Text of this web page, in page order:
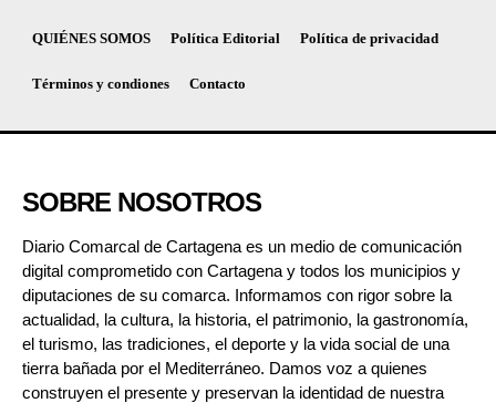
QUIÉNES SOMOS Política Editorial Política de privacidad
Términos y condiones Contacto
SOBRE NOSOTROS
Diario Comarcal de Cartagena es un medio de comunicación
digital comprometido con Cartagena y todos los municipios y
diputaciones de su comarca. Informamos con rigor sobre la
actualidad, la cultura, la historia, el patrimonio, la gastronomía,
el turismo, las tradiciones, el deporte y la vida social de una
tierra bañada por el Mediterráneo. Damos voz a quienes
construyen el presente y preservan la identidad de nuestra